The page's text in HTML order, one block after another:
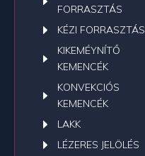
FORRASZTÁS
KÉZI FORRASZTÁS
KIKEMÉYNÍTŐ
KEMENCÉK
KONVEKCIÓS
KEMENCÉK
LAKK
LÉZERES JELÖLÉS